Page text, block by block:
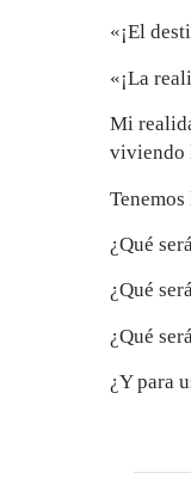
«¡El
«¡La
Mi
viviendo
¿Qué
¿Qué
¿Qué
¿Y para